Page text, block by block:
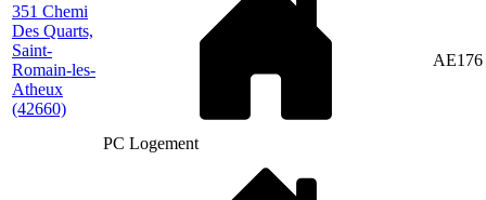
351 Chemi
Des Quarts,
Saint-
Romain-les-
Atheux
(42660)
PC Logement
AE176